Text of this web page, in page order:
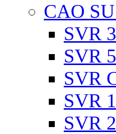
CAO
SVR
SVR 5
SVR
SVR
SVR